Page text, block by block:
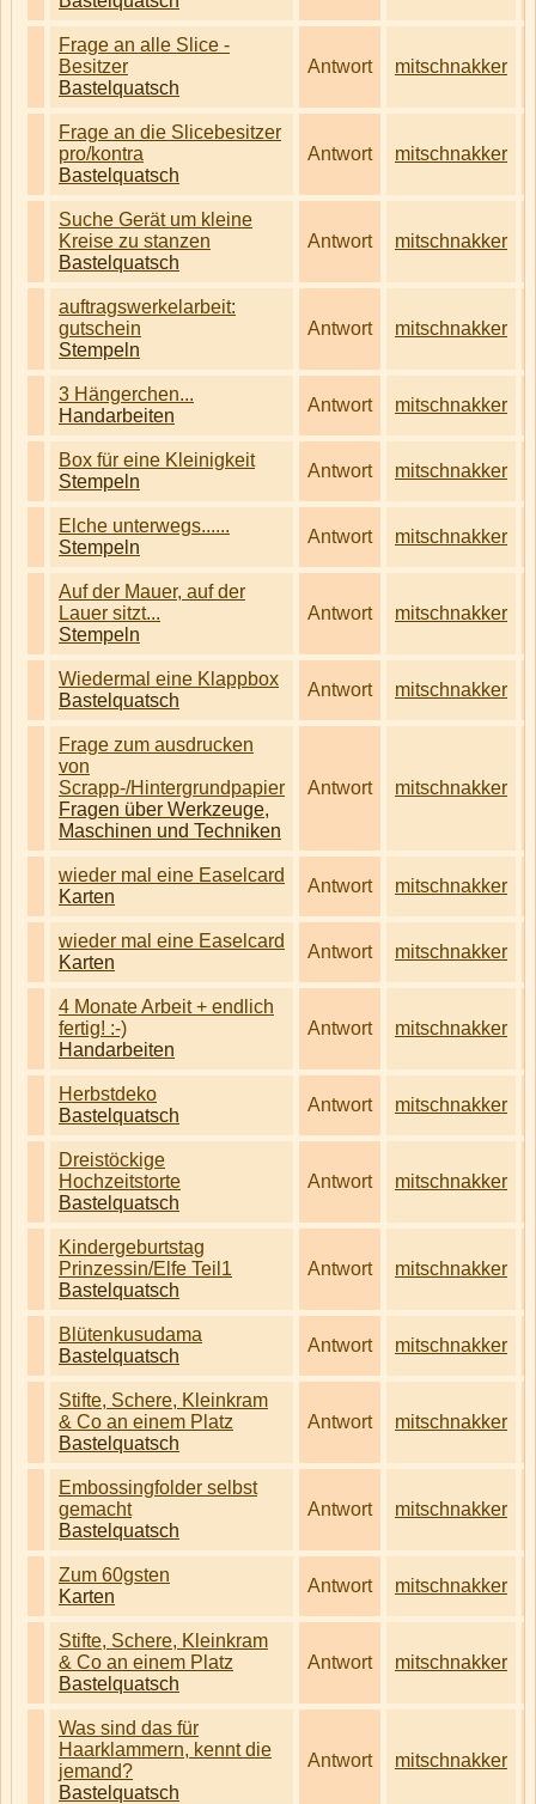
Frage an alle Slice -
Besitzer
Bastelquatsch
Antwort mitschnakker
Frage an die Slicebesitzer
pro/kontra
Bastelquatsch
Antwort mitschnakker
Suche Gerät um kleine
Kreise zu stanzen
Bastelquatsch
Antwort mitschnakker
auftragswerkelarbeit:
gutschein
Stempeln
Antwort mitschnakker
3 Hängerchen...
Handarbeiten
Antwort mitschnakker
Box für eine Kleinigkeit
Stempeln
Antwort mitschnakker
Elche unterwegs......
Stempeln
Antwort mitschnakker
Auf der Mauer, auf der
Lauer sitzt...
Stempeln
Antwort mitschnakker
Wiedermal eine Klappbox
Bastelquatsch
Antwort mitschnakker
Frage zum ausdrucken
von
Scrapp-/Hintergrundpapier
Fragen über Werkzeuge,
Maschinen und Techniken
Antwort mitschnakker
wieder mal eine Easelcard
Karten
Antwort mitschnakker
wieder mal eine Easelcard
Karten
Antwort mitschnakker
4 Monate Arbeit + endlich
fertig! :-)
Handarbeiten
Antwort mitschnakker
Herbstdeko
Bastelquatsch
Antwort mitschnakker
Dreistöckige
Hochzeitstorte
Bastelquatsch
Antwort mitschnakker
Kindergeburtstag
Prinzessin/Elfe Teil1
Bastelquatsch
Antwort mitschnakker
Blütenkusudama
Bastelquatsch
Antwort mitschnakker
Stifte, Schere, Kleinkram
& Co an einem Platz
Bastelquatsch
Antwort mitschnakker
Embossingfolder selbst
gemacht
Bastelquatsch
Antwort mitschnakker
Zum 60gsten
Karten
Antwort mitschnakker
Stifte, Schere, Kleinkram
& Co an einem Platz
Bastelquatsch
Antwort mitschnakker
Was sind das für
Haarklammern, kennt die
jemand?
Bastelquatsch
Antwort mitschnakker